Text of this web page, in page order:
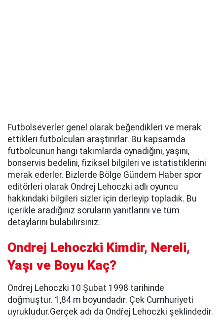
Futbolseverler genel olarak beğendikleri ve merak
ettikleri futbolcuları araştırırlar. Bu kapsamda
futbolcunun hangi takımlarda oynadığını, yaşını,
bonservis bedelini, fiziksel bilgileri ve istatistiklerini
merak ederler. Bizlerde Bölge Gündem Haber spor
editörleri olarak Ondrej Lehoczki adlı oyuncu
hakkındaki bilgileri sizler için derleyip topladık. Bu
içerikle aradığınız soruların yanıtlarını ve tüm
detaylarını bulabilirsiniz.
Ondrej Lehoczki Kimdir, Nereli,
Yaşı ve Boyu Kaç?
Ondrej Lehoczki 10 Şubat 1998 tarihinde
doğmuştur. 1,84 m boyundadır. Çek Cumhuriyeti
uyrukludur.Gerçek adı da Ondřej Lehoczki şeklindedir.